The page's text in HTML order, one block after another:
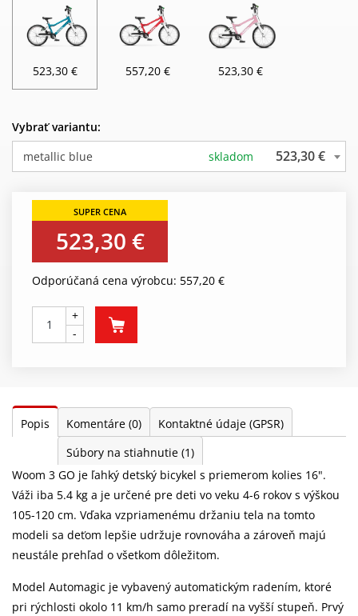
523,30 € 557,20 € 523,30 €
Vybrať variantu:
metallic blue
skladom 523,30 €
523,30 €
Odporúčaná cena výrobcu: 557,20 €
+
-
Popis Komentáre (0)
Kontaktné údaje (GPSR)
Súbory na stiahnutie (1)
Woom 3 GO je ľahký detský bicykel s priemerom kolies 16".
Váži iba 5.4 kg a je určené pre deti vo veku 4-6 rokov s výškou
105-120 cm. Vďaka vzpriamenému držaniu tela na tomto
modeli sa deťom lepšie udržuje rovnováha a zároveň majú
neustále prehľad o všetkom dôležitom.
Model Automagic je vybavený automatickým radením, ktoré
pri rýchlosti okolo 11 km/h samo preradí na vyšší stupeň. Prvý